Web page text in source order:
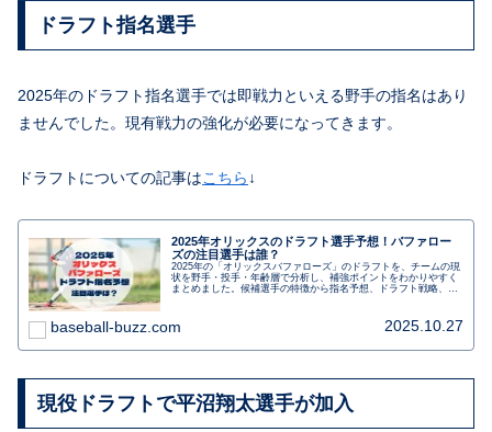
ドラフト指名選手
2025年のドラフト指名選手では即戦力といえる野手の指名はあり
ませんでした。現有戦力の強化が必要になってきます。
ドラフトについての記事はこちら ↓
2025年オリックスのドラフト選手予想！バファロー
ズの注目選手は誰？
2025年の「オリックスバファローズ」のドラフトを、チームの現
状を野手・投手・年齢層で分析し、補強ポイントをわかりやすく
まとめました。候補選手の特徴から指名予想、ドラフト戦略、
baseball-buzz.com 2025.10.27
現役ドラフトで平沼翔太選手が加入